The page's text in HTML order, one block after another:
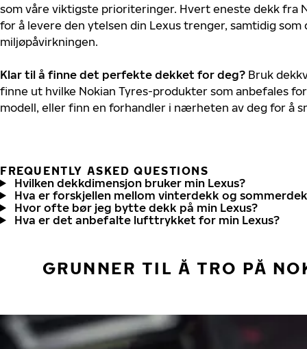
som våre viktigste prioriteringer. Hvert eneste dekk fra
for å levere den ytelsen din Lexus trenger, samtidig som
miljøpåvirkningen.
Klar til å finne det perfekte dekket for deg? Bruk
finne ut hvilke Nokian Tyres-produkter som anbefales
modell, eller finn en forhandler i nærheten av deg for å
FREQUENTLY ASKED QUESTIONS
Hvilken dekkdimensjon bruker min Lexus?
Hva er forskjellen mellom vinterdekk og
Hvor ofte bør jeg bytte dekk på min Lexus?
Hva er det anbefalte lufttrykket for min Lexus?
GRUNNER TIL Å TRO PÅ